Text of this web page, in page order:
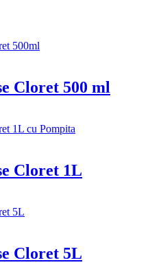
Cloret 500 ml
Cloret 1L
Cloret 5L